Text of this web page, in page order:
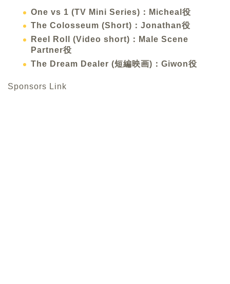
One vs 1 (TV Mini Series)：Micheal役
The Colosseum (Short)：Jonathan役
Reel Roll (Video short)：Male Scene
Partner役
The Dream Dealer (短編映画)：Giwon役
Sponsors Link